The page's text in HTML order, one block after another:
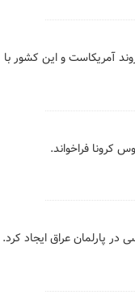
آمریکاست و این کشور با
کرونا فراخواند.
پارلمان عراق ایجاد کرد.